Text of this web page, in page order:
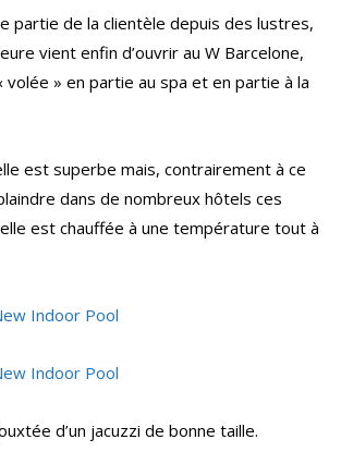
partie de la clientèle depuis des lustres,
vient enfin d’ouvrir au W Barcelone,
volée » en partie au spa et en partie à la
est superbe mais, contrairement à ce
dans de nombreux hôtels ces
est chauffée à une température tout à
d’un jacuzzi de bonne taille.